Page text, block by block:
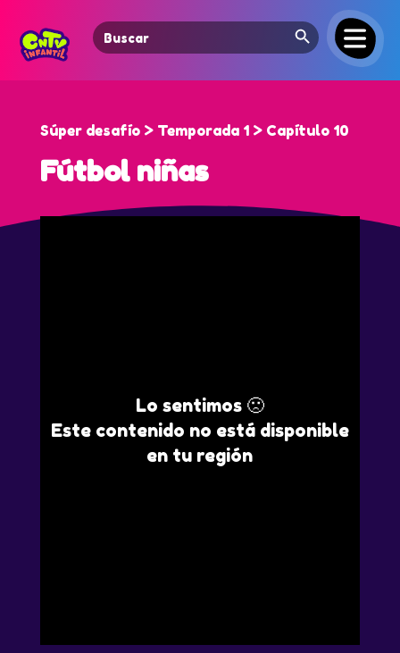
Search
for:
Search Button
Súper desafío > Temporada 1 > Capítulo 10
Fútbol niñas
Lo sentimos 🙁
Este contenido no está disponible
en tu región